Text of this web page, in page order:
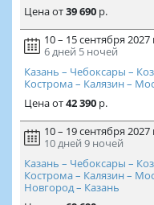
Ценаот39 690р.
10 – 15 сентября 2027
6 дней 5 ночей
Казань – Чебоксары –
Кострома – Калязин –
Ценаот42 390р.
10 – 19 сентября 2027
10 дней 9 ночей
Казань – Чебоксары –
Кострома – Калязин –
Новгород – Казань